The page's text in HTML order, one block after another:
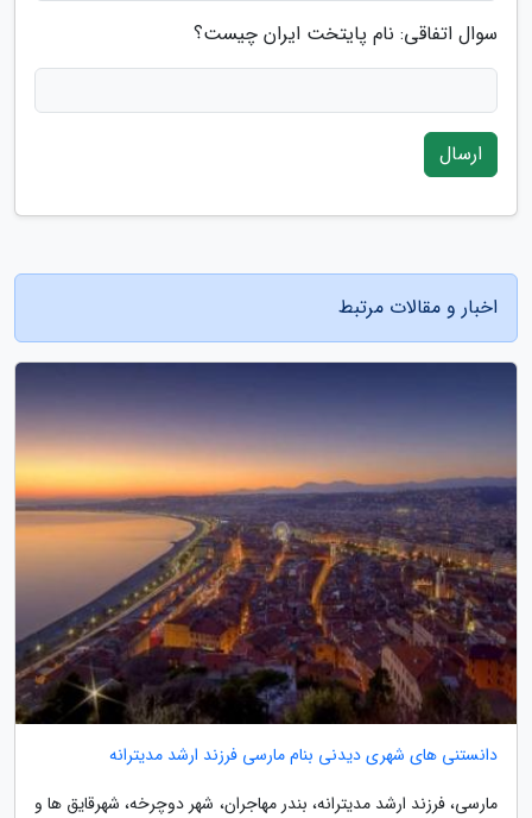
سوال اتفاقی: نام پایتخت ایران چیست؟
ارسال
اخبار و مقالات مرتبط
دانستنی های شهری دیدنی بنام مارسی فرزند ارشد مدیترانه
مارسی، فرزند ارشد مدیترانه، بندر مهاجران، شهر دوچرخه، شهرقایق ها و